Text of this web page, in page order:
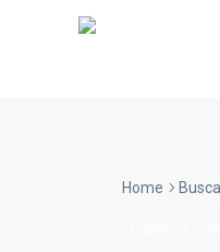
Home